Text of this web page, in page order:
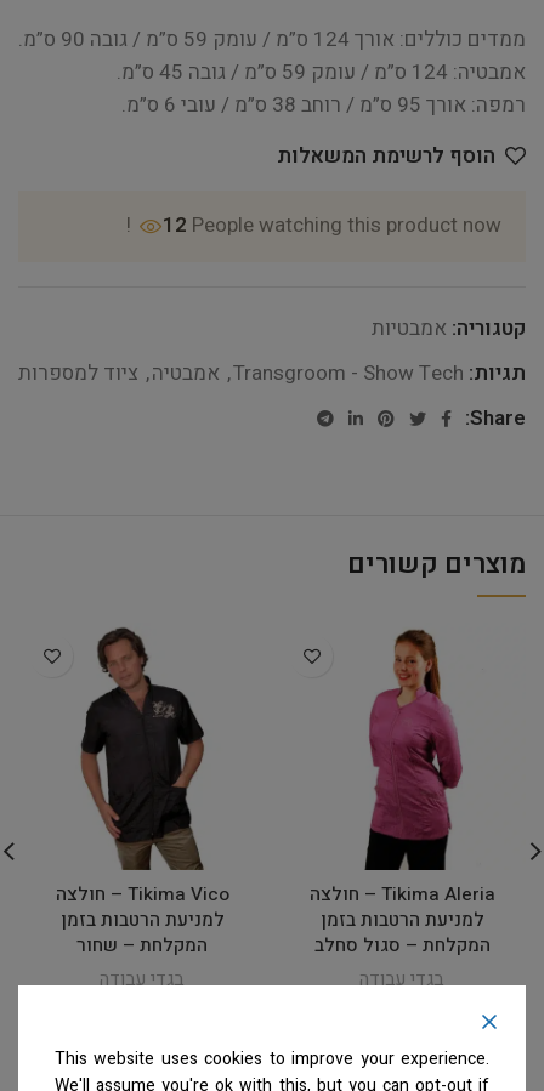
ממדים כוללים: אורך 124 ס”מ / עומק 59 ס”מ / גובה 90 ס”מ.
אמבטיה: 124 ס”מ / עומק 59 ס”מ / גובה 45 ס”מ.
רמפה: אורך 95 ס”מ / רוחב 38 ס”מ / עובי 6 ס”מ.
הוסף לרשימת המשאלות
12 People watching this product now!
קטגוריה: אמבטיות
תגיות: Transgroom - Show Tech
, אמבטיה, ציוד למספרות
Share:
מוצרים קשורים
Tikima Aleria – חולצה
למניעת הרטבות בזמן
המקלחת – סגול סחלב
בגדי עבודה
המחיר ייחשף רק לבעלי
מספרות רשומים
למידע נוסף
Tikima Vico – חולצה
למניעת הרטבות בזמן
המקלחת – שחור
בגדי עבודה
למידע נוסף
This website uses cookies to improve your experience.
We'll assume you're ok with this, but you can opt-out if